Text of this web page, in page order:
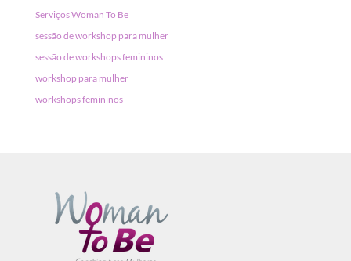
Serviços Woman To Be
sessão de workshop para mulher
sessão de workshops femininos
workshop para mulher
workshops femininos